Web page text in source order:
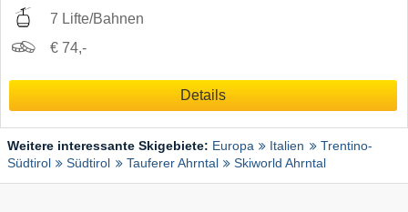
7 Lifte/Bahnen
€ 74,-
Details
Weitere interessante Skigebiete: Europa Italien
Trentino-
Südtirol
Südtirol Tauferer Ahrntal Skiworld Ahrntal